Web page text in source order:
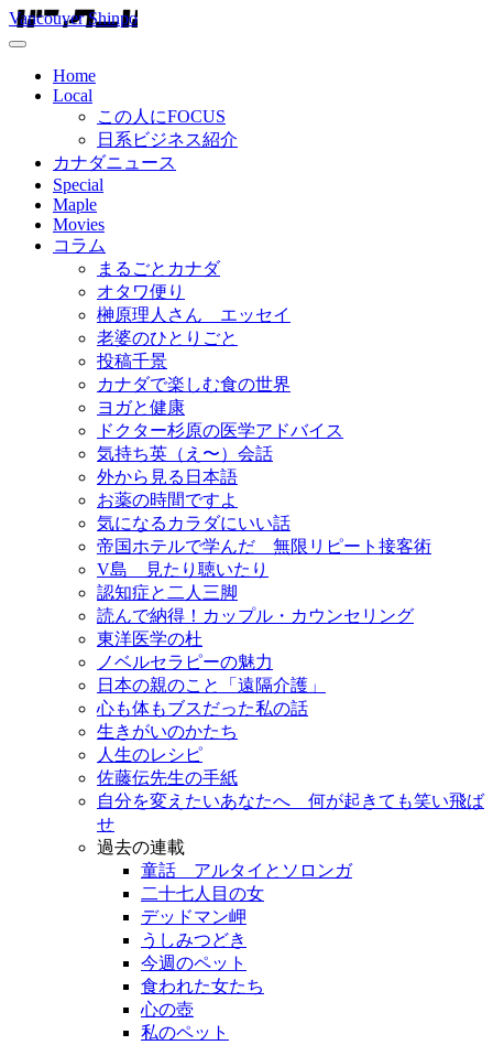
Vancouver Shinpo
Home
Local
この人にFOCUS
日系ビジネス紹介
カナダニュース
Special
Maple
Movies
コラム
まるごとカナダ
オタワ便り
榊原理人さん エッセイ
老婆のひとりごと
投稿千景
カナダで楽しむ食の世界
ヨガと健康
ドクター杉原の医学アドバイス
気持ち英（え〜）会話
外から見る日本語
お薬の時間ですよ
気になるカラダにいい話
帝国ホテルで学んだ 無限リピート接客術
V島 見たり聴いたり
認知症と二人三脚
読んで納得！カップル・カウンセリング
東洋医学の杜
ノベルセラピーの魅力
日本の親のこと「遠隔介護」
心も体もブスだった私の話
生きがいのかたち
人生のレシピ
佐藤伝先生の手紙
自分を変えたいあなたへ 何が起きても笑い飛ば
せ
過去の連載
童話 アルタイとソロンガ
二十七人目の女
デッドマン岬
うしみつどき
今週のペット
食われた女たち
心の壺
私のペット